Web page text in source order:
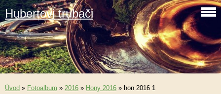
Hubertovi trubači
Úvod » Fotoalbum » 2016 » Hony 2016 » hon 2016 1